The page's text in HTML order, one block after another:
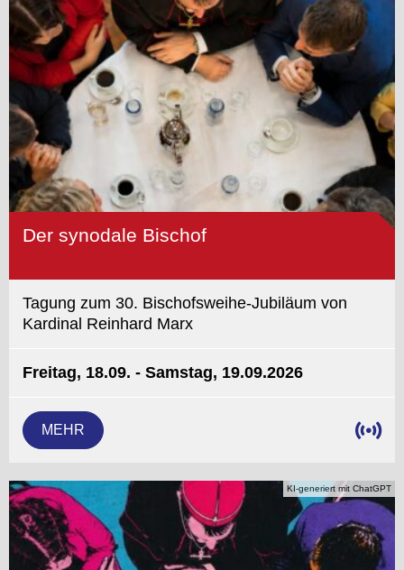
Der synodale Bischof
Tagung zum 30. Bischofsweihe-Jubiläum von
Kardinal Reinhard Marx
Freitag, 18.09. - Samstag, 19.09.2026
MEHR
KI-generiert mit ChatGPT